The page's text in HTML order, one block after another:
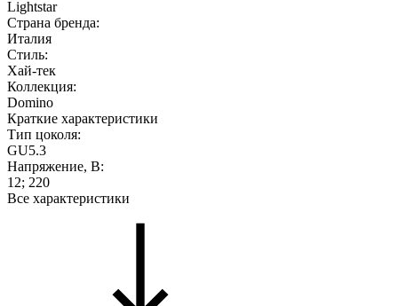
Lightstar
Страна бренда:
Италия
Стиль:
Хай-тек
Коллекция:
Domino
Краткие характеристики
Тип цоколя:
GU5.3
Напряжение, В:
12; 220
Все характеристики